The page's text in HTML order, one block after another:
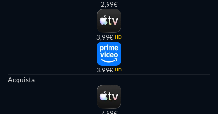
2,99€
3,99€ HD
3,99€ HD
Acquista